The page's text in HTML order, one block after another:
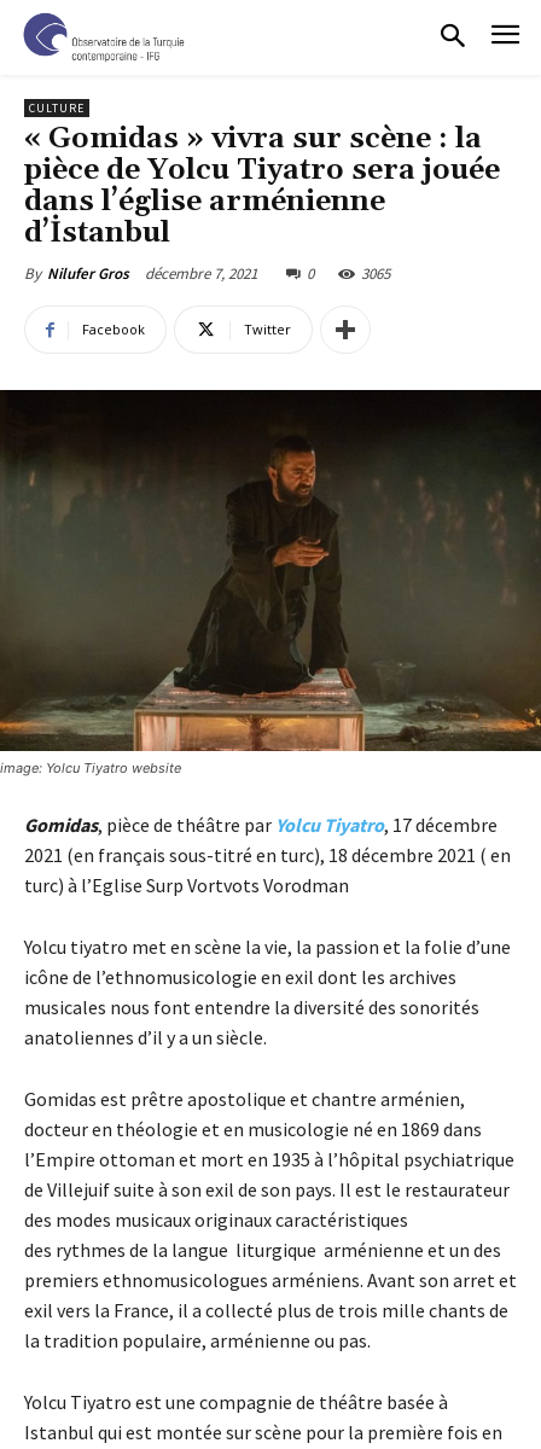
CULTURE
« Gomidas » vivra sur scène : la
pièce de Yolcu Tiyatro sera jouée
dans l’église arménienne
d’İstanbul
By Nilufer Gros décembre 7, 2021 0 3065
Facebook Twitter
image: Yolcu Tiyatro website
Gomidas, pièce de théâtre par Yolcu Tiyatro, 17 décembre
2021 (en français sous-titré en turc), 18 décembre 2021 ( en
turc) à l’Eglise Surp Vortvots Vorodman
Yolcu tiyatro met en scène la vie, la passion et la folie d’une
icône de l’ethnomusicologie en exil dont les archives
musicales nous font entendre la diversité des sonorités
anatoliennes d’il y a un siècle.
Gomidas est prêtre apostolique et chantre arménien,
docteur en théologie et en musicologie né en 1869 dans
l’Empire ottoman et mort en 1935 à l’hôpital psychiatrique
de Villejuif suite à son exil de son pays. Il est le restaurateur
des modes musicaux originaux caractéristiques
des rythmes de la langue liturgique arménienne et un des
premiers ethnomusicologues arméniens. Avant son arret et
exil vers la France, il a collecté plus de trois mille chants de
la tradition populaire, arménienne ou pas.
Yolcu Tiyatro est une compagnie de théâtre basée à
Istanbul qui est montée sur scène pour la première fois en